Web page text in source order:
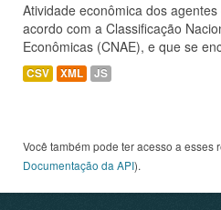
Atividade econômica dos
acordo com a Classificação
Econômicas (CNAE), e que se
CSV XML JS
Você também pode ter acesso a esses
Documentação da API).